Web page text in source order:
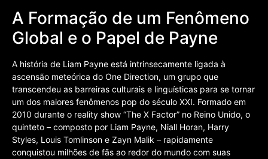
A Formação de um Fenômeno
Global e o Papel de Payne
A história de Liam Payne está intrinsecamente ligada à
ascensão meteórica do One Direction, um grupo que
transcendeu as barreiras culturais e linguísticas para se tornar
um dos maiores fenômenos pop do século XXI. Formado em
2010 durante o reality show “The X Factor” no Reino Unido, o
quinteto – composto por Liam Payne, Niall Horan, Harry
Styles, Louis Tomlinson e Zayn Malik – rapidamente
conquistou milhões de fãs ao redor do mundo com suas